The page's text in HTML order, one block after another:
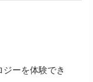
ジーを体験でき